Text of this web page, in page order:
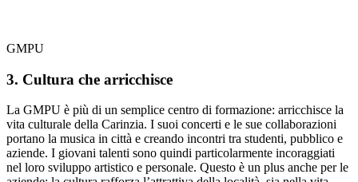
GMPU
3. Cultura che arricchisce
La GMPU è più di un semplice centro di formazione: arricchisce la
vita culturale della Carinzia. I suoi concerti e le sue collaborazioni
portano la musica in città e creando incontri tra studenti, pubblico e
aziende. I giovani talenti sono quindi particolarmente incoraggiati
nel loro sviluppo artistico e personale. Questo è un plus anche per le